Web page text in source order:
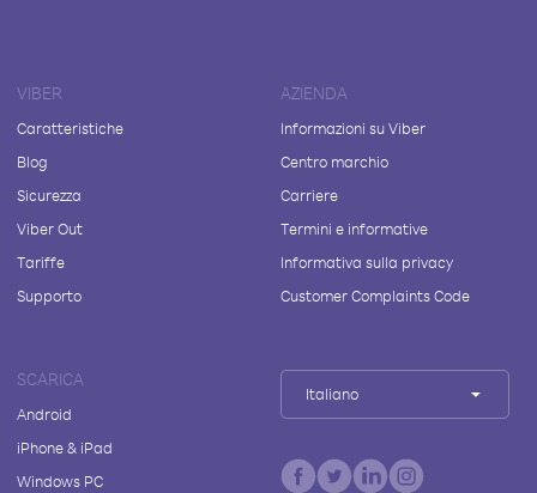
VIBER
Caratteristiche
Blog
Sicurezza
Viber Out
Tariffe
Supporto
AZIENDA
Informazioni su Viber
Centro marchio
Carriere
Termini e informative
Informativa sulla privacy
Customer Complaints Code
SCARICA
Android
iPhone & iPad
Windows PC
Italiano